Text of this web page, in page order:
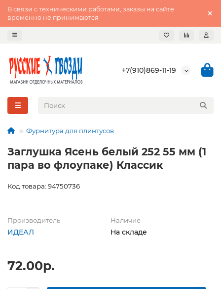
В связи с техническими работами, заказы на сайте
временно не принимаются
+7(910)869-11-19
Фурнитура для плинтусов
Заглушка Ясень белый 252 55 мм (1
пара во флоупаке) Классик
Код товара: 94750736
Производитель
ИДЕАЛ
Наличие
На складе
72.00р.